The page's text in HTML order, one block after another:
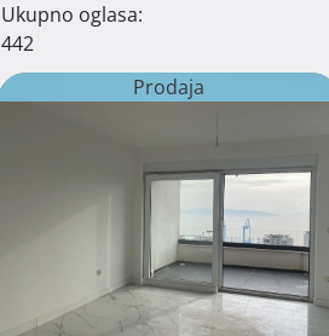
Ukupno oglasa:
442
Prodaja